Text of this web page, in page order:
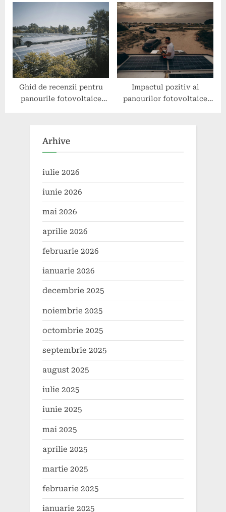
acoperișuri plate
Ghid de recenzii pentru
panourile fotovoltaice
Impactul pozitiv al
panourilor fotovoltaice
Arhive
iulie 2026
iunie 2026
mai 2026
aprilie 2026
februarie 2026
ianuarie 2026
decembrie 2025
noiembrie 2025
octombrie 2025
septembrie 2025
august 2025
iulie 2025
iunie 2025
mai 2025
aprilie 2025
martie 2025
februarie 2025
ianuarie 2025